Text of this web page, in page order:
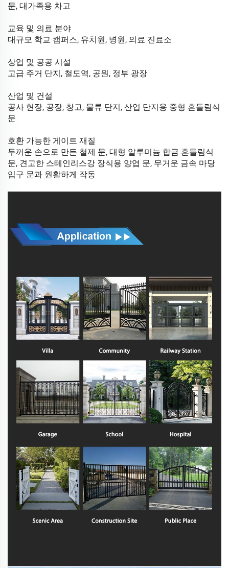
문, 대가족용 차고
교육 및 의료 분야
대규모 학교 캠퍼스, 유치원, 병원, 의료 진료소
상업 및 공공 시설
고급 주거 단지, 철도역, 공원, 정부 광장
산업 및 건설
공사 현장, 공장, 창고, 물류 단지, 산업 단지용 중형 흔들림식
문
호환 가능한 게이트 재질
두꺼운 손으로 만든 철제 문, 대형 알루미늄 합금 흔들림식
문, 견고한 스테인리스강 장식용 양엽 문, 무거운 금속 마당
입구 문과 원활하게 작동